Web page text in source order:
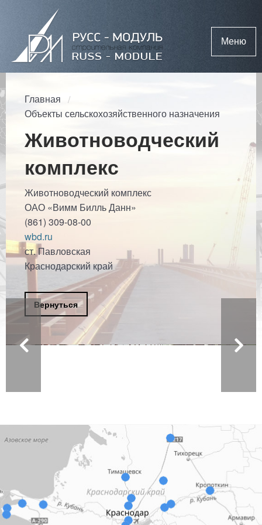
Меню
Главная
Объекты сельскохозяйственного назначения
Животноводческий
комплекс
Животноводческий комплекс
ОАО «Вимм Билль Данн»
(861) 309-08-00
wbd.ru
ст. Павловская
Краснодарский край
Вернуться